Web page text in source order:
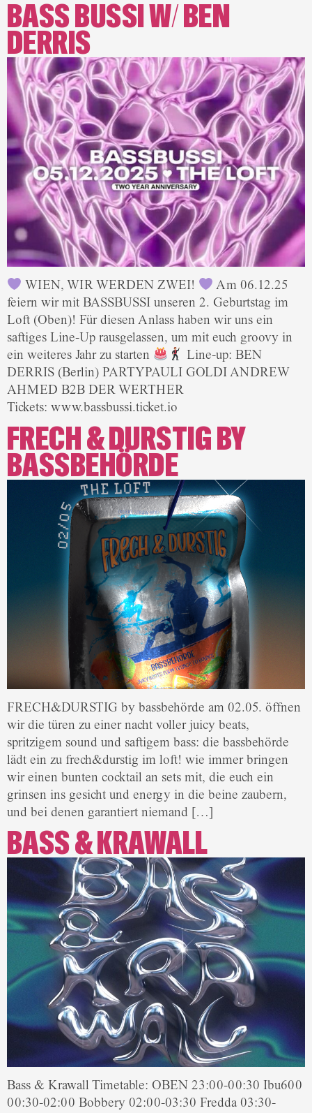
BASS BUSSI W/ BEN
DERRIS
WIEN, WIR WERDEN ZWEI!
Am 06.12.25
feiern wir mit BASSBUSSI unseren 2. Geburtstag im
Loft (Oben)! Für diesen Anlass haben wir uns ein
saftiges Line-Up rausgelassen, um mit euch groovy in
ein weiteres Jahr zu starten
Line-up: BEN
DERRIS (Berlin) PARTYPAULI GOLDI ANDREW
AHMED B2B DER WERTHER
Tickets: www.bassbussi.ticket.io
FRECH & DURSTIG BY
BASSBEHÖRDE
FRECH&DURSTIG by bassbehörde am 02.05. öffnen
wir die türen zu einer nacht voller juicy beats,
spritzigem sound und saftigem bass: die bassbehörde
lädt ein zu frech&durstig im loft! wie immer bringen
wir einen bunten cocktail an sets mit, die euch ein
grinsen ins gesicht und energy in die beine zaubern,
und bei denen garantiert niemand […]
BASS & KRAWALL
Bass & Krawall Timetable: OBEN 23:00-00:30 Ibu600
00:30-02:00 Bobbery 02:00-03:30 Fredda 03:30-